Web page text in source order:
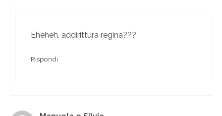
Eheheh, addirittura regina???
Rispondi